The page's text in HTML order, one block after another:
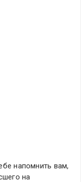
напомнить вам,
на